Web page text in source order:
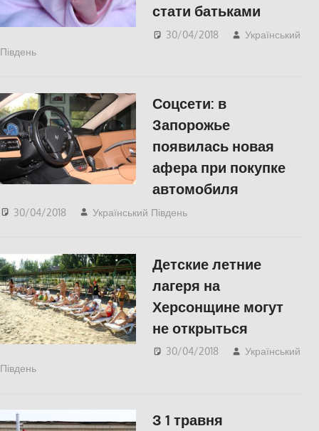
стати батьками
30/04/2018
Український
Південь
Соцсети: в
Запорожье
появилась новая
афера при покупке
автомобиля
30/04/2018 Український Південь
Детские летние
лагеря на
Херсонщине могут
не открыться
30/04/2018
Український
Південь
З 1 травня